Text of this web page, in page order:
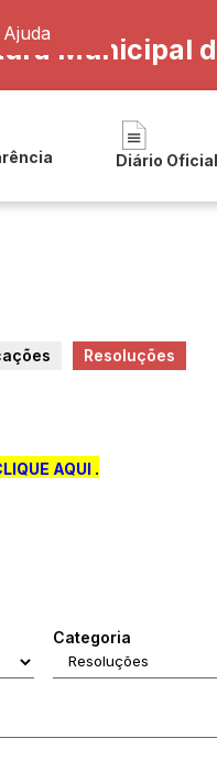
Municipal
Diário Oficial
Resoluções
AQUI .
Categoria